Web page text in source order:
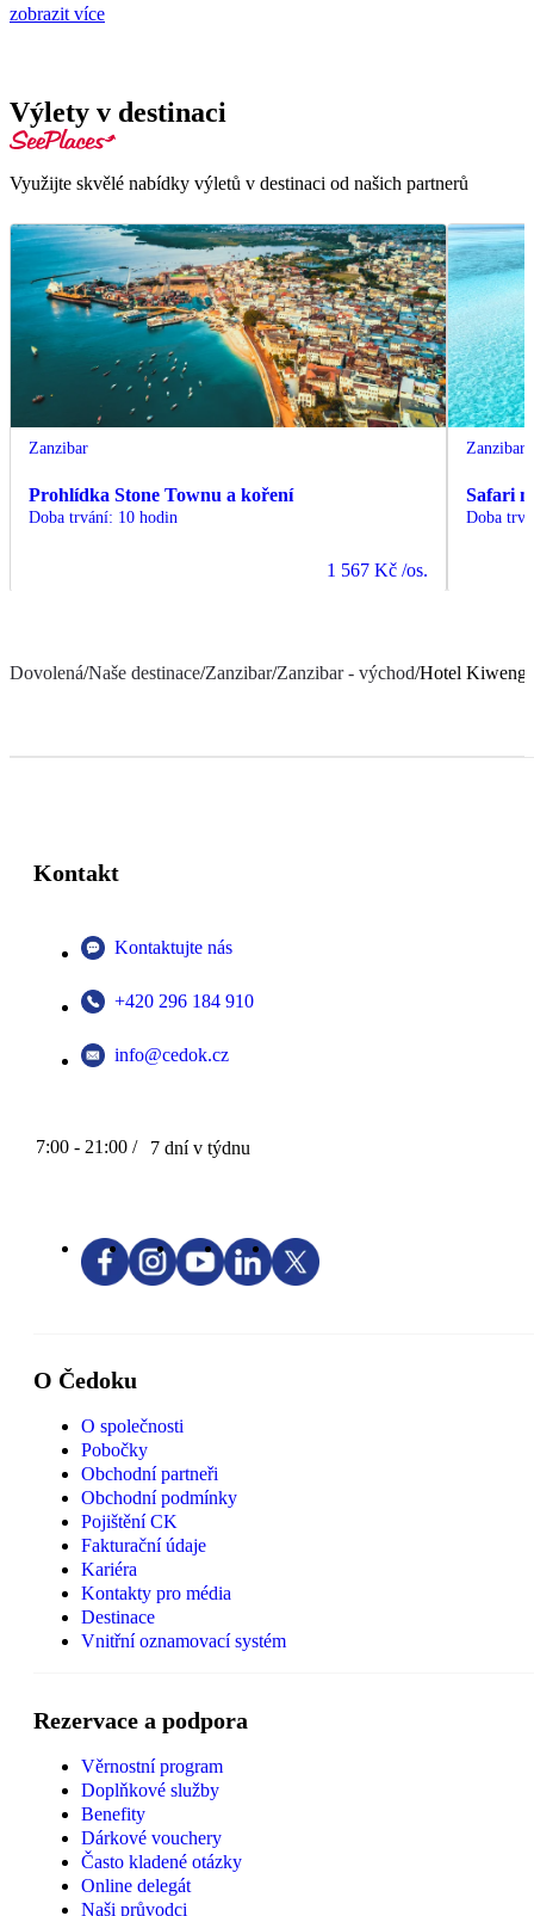
zobrazit více
Výlety v destinaci
Využijte skvělé nabídky výletů v destinaci od našich partnerů
Zanzibar
Prohlídka Stone Townu a koření
Doba trvání: 10 hodin
1 567 Kč /os.
Zanzibar
Safari
Doba
Dovolená/Naše destinace/Zanzibar/Zanzibar - východ/Hotel
Kontakt
Kontaktujte nás
+420 296 184 910
info@cedok.cz
7:00 - 21:00 / 7 dní v týdnu
O Čedoku
O společnosti
Pobočky
Obchodní partneři
Obchodní podmínky
Pojištění CK
Fakturační údaje
Kariéra
Kontakty pro média
Destinace
Vnitřní oznamovací systém
Rezervace a podpora
Věrnostní program
Doplňkové služby
Benefity
Dárkové vouchery
Často kladené otázky
Online delegát
Naši průvodci